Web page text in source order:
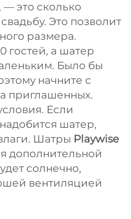
— это сколько
Это позволит
размера.
гостей, а шатер
Было бы
начните с
приглашенных.
Если
шатер,
Шатры Playwise
дополнительной
солнечно,
вентиляцией